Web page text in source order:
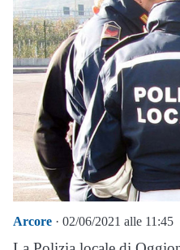
Arcore · 02/06/2021 alle 11:45